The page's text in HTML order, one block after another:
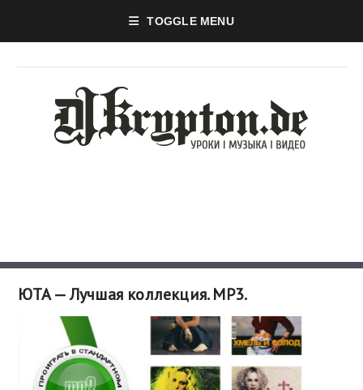
TOGGLE MENU
ЮТА — Лучшая коллекция. MP3.